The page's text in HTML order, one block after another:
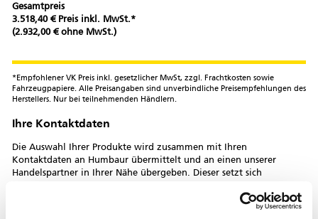
Gesamtpreis
3.518,40 € Preis inkl. MwSt.*
(2.932,00 € ohne MwSt.)
*Empfohlener VK Preis inkl. gesetzlicher MwSt, zzgl. Frachtkosten sowie
Fahrzeugpapiere. Alle Preisangaben sind unverbindliche Preisempfehlungen des
Herstellers. Nur bei teilnehmenden Händlern.
Ihre Kontaktdaten
Die Auswahl Ihrer Produkte wird zusammen mit Ihren
Kontaktdaten an Humbaur übermittelt und an einen unserer
Handelspartner in Ihrer Nähe übergeben. Dieser setzt sich